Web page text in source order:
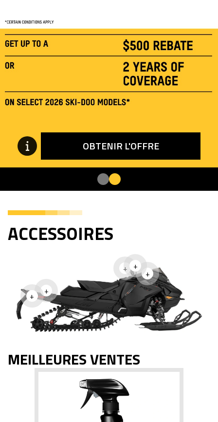
OBTENIR L'OFFRE
ACCESSOIRES
+
+
+
+ +
MEILLEURES VENTES